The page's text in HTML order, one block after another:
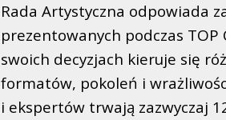
Rada Artystyczna odpowiada
prezentowanych podczas TOP
swoich decyzjach kieruje się
formatów, pokoleń i
i ekspertów trwają zazwyczaj